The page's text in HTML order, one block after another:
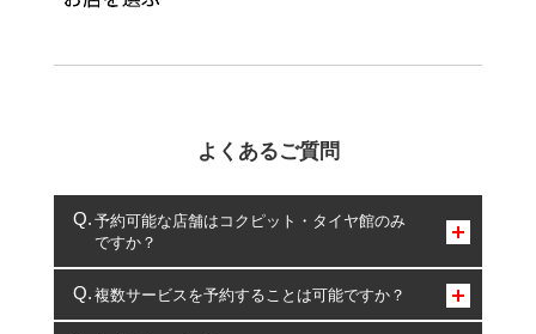
よくあるご質問
予約可能な店舗はコクピット・タイヤ館のみ
ですか？
コクピット・タイヤ館のみとなります。
複数サービスを予約することは可能ですか？